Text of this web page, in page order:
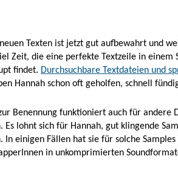
Texten ist jetzt gut aufbewahrt und
Zeit, die eine perfekte Textzeile in einem
findet. Durchsuchbare Textdateien und
Hannah schon oft geholfen, schnell
Benennung funktioniert auch für andere
Es lohnt sich für Hannah, gut klingende
In einigen Fällen hat sie für solche
in unkomprimierten